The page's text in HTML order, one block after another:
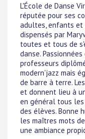
L'École de Danse
réputée pour ses
adultes, enfants et
dispensés par
toutes et tous de
danse.
professeurs
modern'jazz mais
de barre à terre.
et donnent lieu à
en général tous
des élèves. Bonne
les maîtres mots
une ambiance